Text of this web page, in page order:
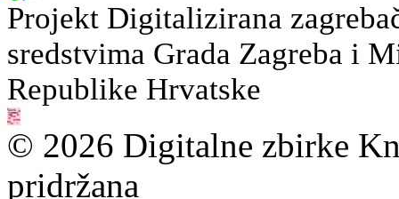
Projekt Digitalizirana
sredstvima Grada Zagreba i
Republike Hrvatske
© 2026 Digitalne zbirke
pridržana